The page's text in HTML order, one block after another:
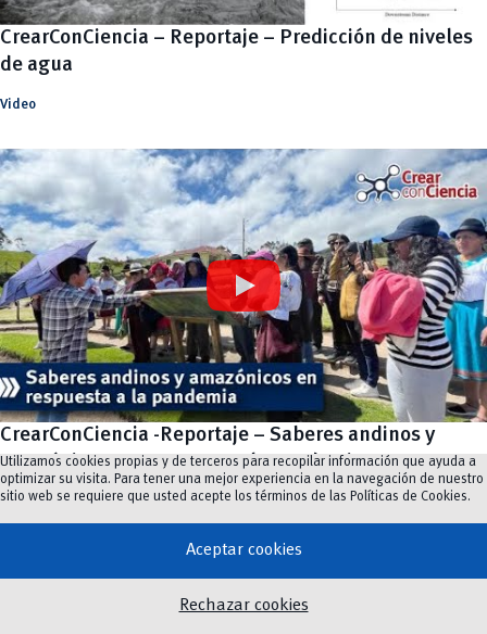
CrearConCiencia – Reportaje – Predicción de niveles
de agua
Video
CrearConCiencia -Reportaje – Saberes andinos y
amazónicos en respuesta a la pandemia
Video
Utilizamos cookies propias y de terceros para recopilar información que ayuda a
optimizar su visita. Para tener una mejor experiencia en la navegación de nuestro
sitio web se requiere que usted acepte los términos de las Políticas de Cookies.
Aceptar cookies
Rechazar cookies